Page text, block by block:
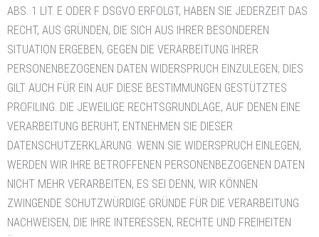
ABS. 1 LIT. E ODER F DSGVO ERFOLGT, HABEN SIE JEDERZEIT DAS
RECHT, AUS GRÜNDEN, DIE SICH AUS IHRER BESONDEREN
SITUATION ERGEBEN, GEGEN DIE VERARBEITUNG IHRER
PERSONENBEZOGENEN DATEN WIDERSPRUCH EINZULEGEN; DIES
GILT AUCH FÜR EIN AUF DIESE BESTIMMUNGEN GESTÜTZTES
PROFILING. DIE JEWEILIGE RECHTSGRUNDLAGE, AUF DENEN EINE
VERARBEITUNG BERUHT, ENTNEHMEN SIE DIESER
DATENSCHUTZERKLÄRUNG. WENN SIE WIDERSPRUCH EINLEGEN,
WERDEN WIR IHRE BETROFFENEN PERSONENBEZOGENEN DATEN
NICHT MEHR VERARBEITEN, ES SEI DENN, WIR KÖNNEN
ZWINGENDE SCHUTZWÜRDIGE GRÜNDE FÜR DIE VERARBEITUNG
NACHWEISEN, DIE IHRE INTERESSEN, RECHTE UND FREIHEITEN